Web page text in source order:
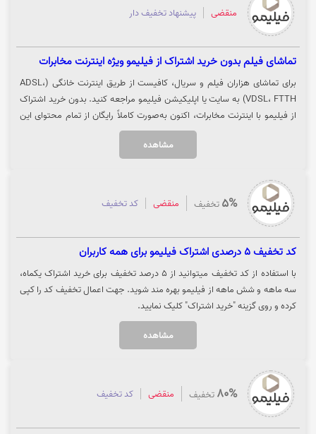
منقضی پیشنهاد تخفیف دار
تماشای فیلم بدون خرید اشتراک از فیلیمو ویژه اینترنت مخابرات
برای تماشای هزاران فیلم و سریال، کافیست از طریق اینترنت خانگی (ADSL،
VDSL، FTTH) به سایت یا اپلیکیشن فیلیمو مراجعه کنید. بدون خرید اشتراک
از فیلیمو با اینترنت مخابرات، اکنون به‌صورت کاملاً رایگان از تمام محتوای این
پلتفرم لذت ببرید. جهت ورود به فیلیمو و تماشای رایگان، روی گزینه «خرید
مشاهده
5% تخفیف منقضی کد تخفیف
کد تخفیف 5 درصدی اشتراک فیلیمو برای همه کاربران
با استفاده از کد تخفیف میتوانید از 5 درصد تخفیف برای خرید اشتراک یکماه،
سه ماهه و شش ماهه از فیلیمو بهره مند شوید. جهت اعمال تخفیف کد را کپی
کرده و روی گزینه "خرید اشتراک" کلیک نمایید.
مشاهده
80% تخفیف منقضی کد تخفیف